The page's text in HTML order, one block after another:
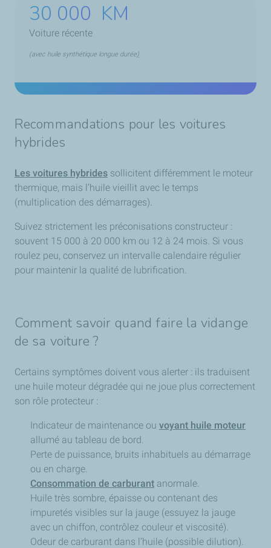
30 000 KM
Voiture récente
(avec huile synthétique longue durée)
Recommandations pour les voitures
hybrides
Les voitures hybrides sollicitent différemment le moteur
thermique, mais l’huile vieillit avec le temps
(multiplication des démarrages).
Suivez strictement les préconisations constructeur :
souvent 15 000 à 20 000 km ou 12 à 24 mois. Si vous
roulez peu, conservez un intervalle calendaire régulier
pour maintenir la qualité de lubrification.
Comment savoir quand faire la vidange
de sa voiture ?
Certains symptômes doivent vous alerter : ils traduisent
une huile moteur dégradée qui ne joue plus correctement
son rôle protecteur :
Indicateur de maintenance ou voyant huile moteur
allumé au tableau de bord.
Perte de puissance, bruits inhabituels au démarrage
ou en charge.
Consommation de carburant anormale.
Huile très sombre, épaisse ou contenant des
impuretés visibles sur la jauge (essuyez la jauge
avec un chiffon, contrôlez couleur et viscosité).
Odeur de carburant dans l’huile (possible dilution).